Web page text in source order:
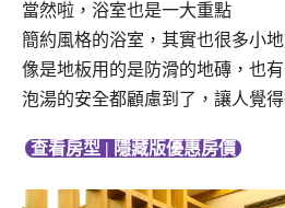
當然啦，浴室也是一大重點
簡約風格的浴室，其實也很多小
像是地板用的是防滑的地磚，也
泡湯的安全都顧慮到了，讓人覺
查看房型 | 隱藏版優惠房價